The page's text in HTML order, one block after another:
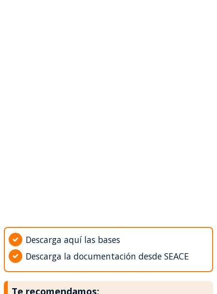
Descarga aquí las bases
Descarga la documentación desde SEACE
Te recomendamos: